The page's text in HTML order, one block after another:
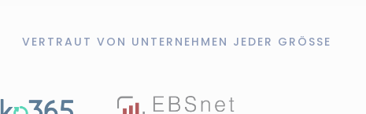
VERTRAUT VON UNTERNEHMEN JEDER GRÖSSE